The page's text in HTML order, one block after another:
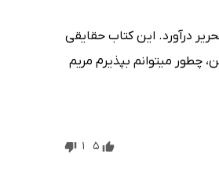
درآورد. این کتاب حقایقی
چطور میتوانم بپذیرم مریم
5
1